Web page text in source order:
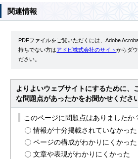
関連情報
PDFファイルをご覧いただくには、Adobe
持ちでない方はアドビ株式会社のサイトからダ
ださい。
よりよいウェブサイトにするために、
な問題点があったかをお聞かせくださ
このページに問題点はありましたか
情報が十分掲載されていなかった
ページの構成がわかりにくかった
文章や表現がわかりにくかった